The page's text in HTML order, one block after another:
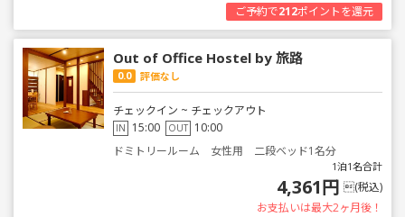
ご予約で212ポイントを還元
Out of Office Hostel by 旅路
0.0 評価なし
チェックイン ~ チェックアウト
IN 15:00 OUT 10:00
ドミトリールーム 女性用 二段ベッド1名分
1泊1名合計
4,361円 (税込)
お支払いは最大2ヶ月後！